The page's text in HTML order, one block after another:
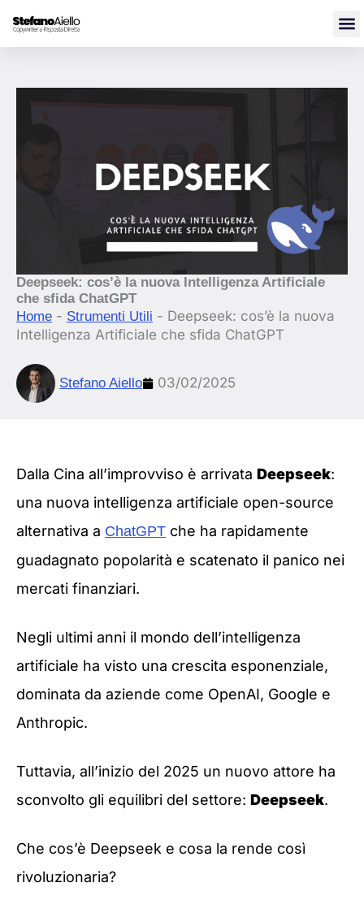
contenuto
Deepseek: cos’è la nuova Intelligenza Artificiale
che sfida ChatGPT
Home - Strumenti Utili - Deepseek: cos’è la nuova
Intelligenza Artificiale che sfida ChatGPT
Stefano Aiello 03/02/2025
Dalla Cina all’improvviso è arrivata Deepseek:
una nuova intelligenza artificiale open-source
alternativa a ChatGPT che ha rapidamente
guadagnato popolarità e scatenato il panico nei
mercati finanziari.
Negli ultimi anni il mondo dell’intelligenza
artificiale ha visto una crescita esponenziale,
dominata da aziende come OpenAI, Google e
Anthropic.
Tuttavia, all’inizio del 2025 un nuovo attore ha
sconvolto gli equilibri del settore: Deepseek.
Che cos’è Deepseek e cosa la rende così
rivoluzionaria?